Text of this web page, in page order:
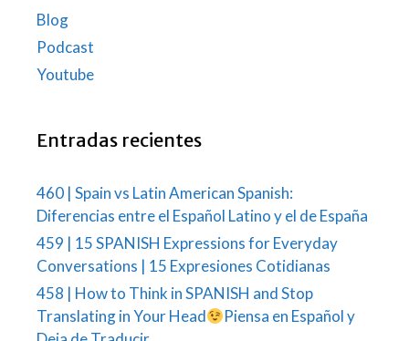
Blog
Podcast
Youtube
Entradas recientes
460 | Spain vs Latin American Spanish:
Diferencias entre el Español Latino y el de España
459 | 15 SPANISH Expressions for Everyday
Conversations | 15 Expresiones Cotidianas
458 | How to Think in SPANISH and Stop
Translating in Your Head
Piensa en Español y